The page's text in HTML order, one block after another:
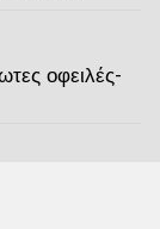
οφειλές-